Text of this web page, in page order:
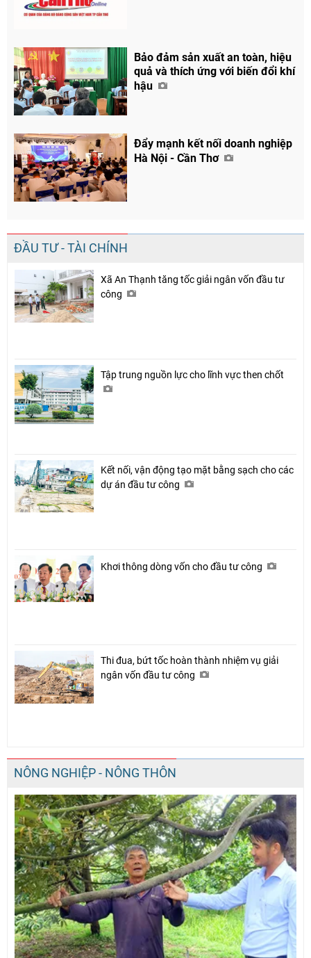
Bảo đảm sản xuất an toàn, hiệu
quả và thích ứng với biến đổi khí
hậu
Đẩy mạnh kết nối doanh nghiệp
Hà Nội - Cần Thơ
ĐẦU TƯ - TÀI CHÍNH
Xã An Thạnh tăng tốc giải ngân vốn đầu tư
công
Tập trung nguồn lực cho lĩnh vực then chốt
Kết nối, vận động tạo mặt bằng sạch cho các
dự án đầu tư công
Khơi thông dòng vốn cho đầu tư công
Thi đua, bứt tốc hoàn thành nhiệm vụ giải
ngân vốn đầu tư công
NÔNG NGHIỆP - NÔNG THÔN